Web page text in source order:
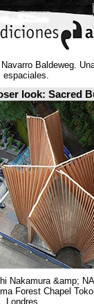
Baldeweg.
espaciales.
look: Sacred
Nakamura &amp;
Forest Chapel
Londres.